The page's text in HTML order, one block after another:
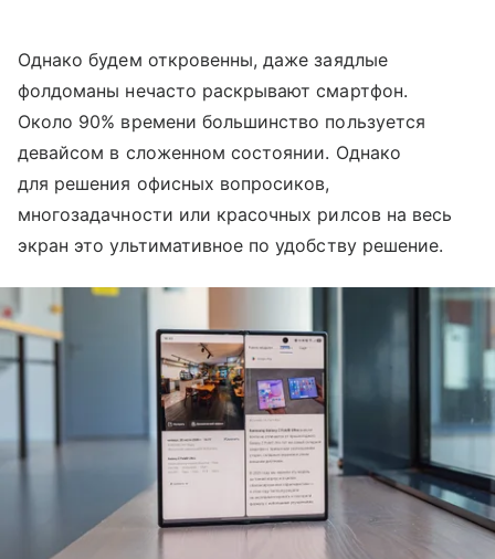
Однако будем откровенны, даже заядлые
фолдоманы нечасто раскрывают смартфон.
Около 90% времени большинство пользуется
девайсом в сложенном состоянии. Однако
для решения офисных вопросиков,
многозадачности или красочных рилсов на весь
экран это ультимативное по удобству решение.